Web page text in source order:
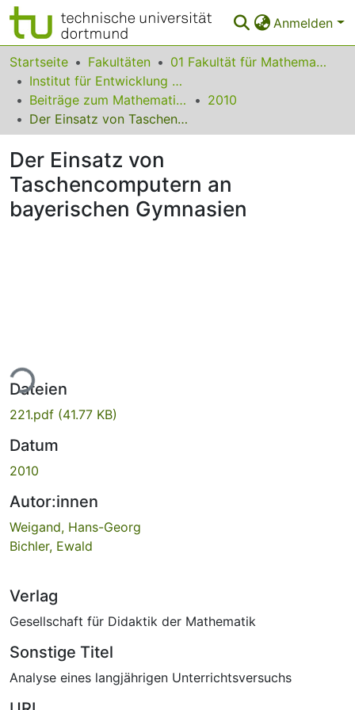
Anmelden
Bereiche & Sammlungen
Das gesamte Repositorium
Statistiken
FAQ
Leitlinien
Zurück zur Startseite
Startseite Fakultäten
01 Fakultät für Mathematik
Institut für Entwicklung und Erforschung des Mathematikunterrichts
Beiträge zum Mathematikunterricht
2010
Der Einsatz von Taschencomputern an bayerischen Gymnasien
Der Einsatz von
Taschencomputern an
bayerischen Gymnasien
Dateien
221.pdf (41.77 KB)
Datum
2010
Autor:innen
Weigand, Hans-Georg
Bichler, Ewald
Verlag
Gesellschaft für Didaktik der Mathematik
Sonstige Titel
Analyse eines langjährigen Unterrichtsversuchs